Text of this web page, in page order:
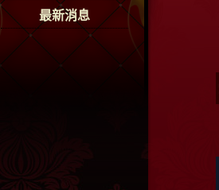
最新消息